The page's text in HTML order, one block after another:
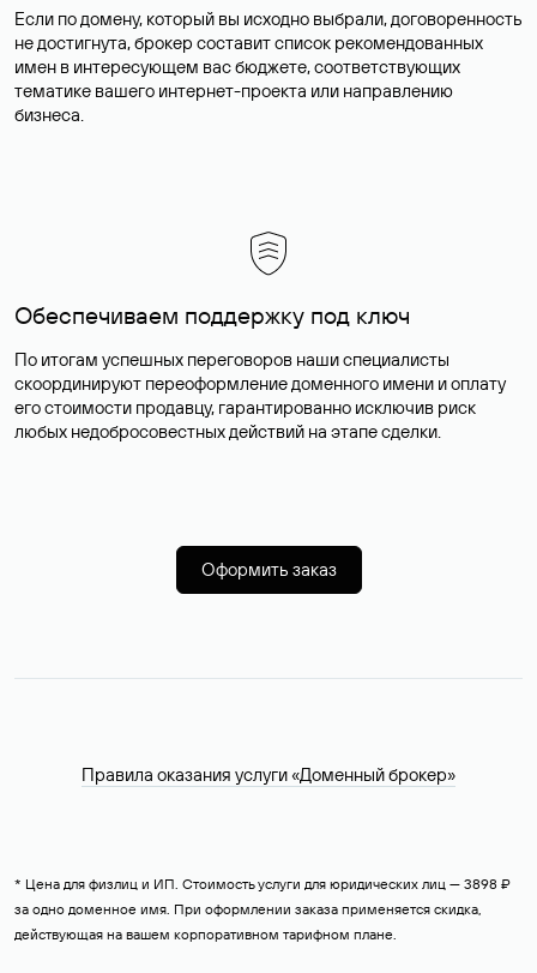
Если по домену, который вы исходно выбрали, договоренность
не достигнута, брокер составит список рекомендованных
имен в интересующем вас бюджете, соответствующих
тематике вашего интернет-проекта или направлению
бизнеса.
Обеспечиваем поддержку под ключ
По итогам успешных переговоров наши специалисты
скоординируют переоформление доменного имени и оплату
его стоимости продавцу, гарантированно исключив риск
любых недобросовестных действий на этапе сделки.
Оформить заказ
Правила оказания услуги «Доменный брокер»
* Цена для физлиц и ИП. Стоимость услуги для юридических лиц — 3898 ₽
за одно доменное имя. При оформлении заказа применяется скидка,
действующая на вашем корпоративном тарифном плане.